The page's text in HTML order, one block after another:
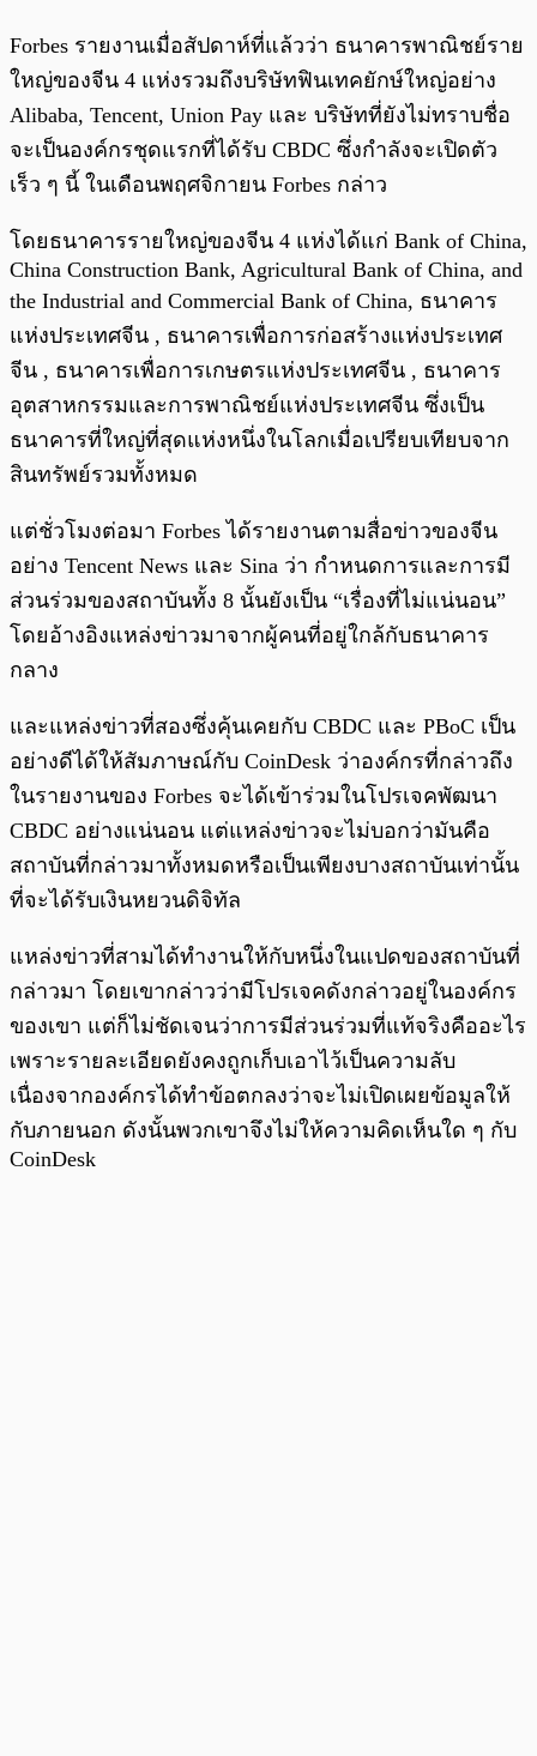
Forbes รายงานเมื่อสัปดาห์ที่แล้วว่า ธนาคารพาณิชย์ราย
ใหญ่ของจีน 4 แห่งรวมถึงบริษัทฟินเทคยักษ์ใหญ่อย่าง
Alibaba, Tencent, Union Pay และ บริษัทที่ยังไม่ทราบชื่อ
จะเป็นองค์กรชุดแรกที่ได้รับ CBDC ซึ่งกำลังจะเปิดตัว
เร็ว ๆ นี้ ในเดือนพฤศจิกายน Forbes กล่าว
โดยธนาคารรายใหญ่ของจีน 4 แห่งได้แก่ Bank of China,
China Construction Bank, Agricultural Bank of China, and
the Industrial and Commercial Bank of China, ธนาคาร
แห่งประเทศจีน , ธนาคารเพื่อการก่อสร้างแห่งประเทศ
จีน , ธนาคารเพื่อการเกษตรแห่งประเทศจีน , ธนาคาร
อุตสาหกรรมและการพาณิชย์แห่งประเทศจีน ซึ่งเป็น
ธนาคารที่ใหญ่ที่สุดแห่งหนึ่งในโลกเมื่อเปรียบเทียบจาก
สินทรัพย์รวมทั้งหมด
แต่ชั่วโมงต่อมา Forbes ได้รายงานตามสื่อข่าวของจีน
อย่าง Tencent News และ Sina ว่า กำหนดการและการมี
ส่วนร่วมของสถาบันทั้ง 8 นั้นยังเป็น “เรื่องที่ไม่แน่นอน”
โดยอ้างอิงแหล่งข่าวมาจากผู้คนที่อยู่ใกล้กับธนาคาร
กลาง
และแหล่งข่าวที่สองซึ่งคุ้นเคยกับ CBDC และ PBoC เป็น
อย่างดีได้ให้สัมภาษณ์กับ CoinDesk ว่าองค์กรที่กล่าวถึง
ในรายงานของ Forbes จะได้เข้าร่วมในโปรเจคพัฒนา
CBDC อย่างแน่นอน แต่แหล่งข่าวจะไม่บอกว่ามันคือ
สถาบันที่กล่าวมาทั้งหมดหรือเป็นเพียงบางสถาบันเท่านั้น
ที่จะได้รับเงินหยวนดิจิทัล
แหล่งข่าวที่สามได้ทำงานให้กับหนึ่งในแปดของสถาบันที่
กล่าวมา โดยเขากล่าวว่ามีโปรเจคดังกล่าวอยู่ในองค์กร
ของเขา แต่ก็ไม่ชัดเจนว่าการมีส่วนร่วมที่แท้จริงคืออะไร
เพราะรายละเอียดยังคงถูกเก็บเอาไว้เป็นความลับ
เนื่องจากองค์กรได้ทำข้อตกลงว่าจะไม่เปิดเผยข้อมูลให้
กับภายนอก ดังนั้นพวกเขาจึงไม่ให้ความคิดเห็นใด ๆ กับ
CoinDesk